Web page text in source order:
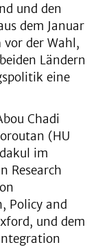
und den
dem Januar
der Wahl,
Ländern
eine
Chadi
(HU
im
Research
Policy and
und dem